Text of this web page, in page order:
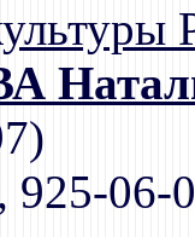
925-06-